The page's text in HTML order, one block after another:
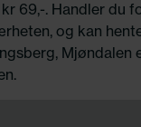
69,-. Handler du
og kan
Mjøndalen